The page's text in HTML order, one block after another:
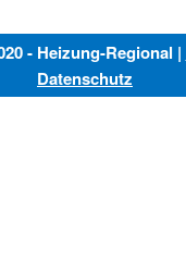
- Heizung-Regional |
Datenschutz